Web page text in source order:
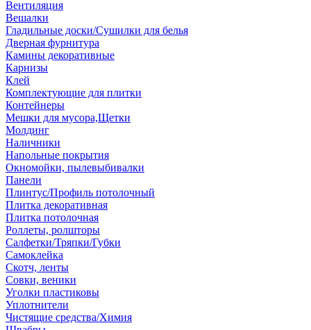
Вентиляция
Вешалки
Гладильные доски/Сушилки для белья
Дверная фурнитура
Камины декоративные
Карнизы
Клей
Комплектующие для плитки
Контейнеры
Мешки для мусора,Щетки
Молдинг
Наличники
Напольные покрытия
Окномойки, пылевыбивалки
Панели
Плинтус/Профиль потолочный
Плитка декоративная
Плитка потолочная
Роллеты, ролшторы
Салфетки/Тряпки/Губки
Самоклейка
Скотч, ленты
Совки, веники
Уголки пластиковы
Уплотнители
Чистящие средства/Химия